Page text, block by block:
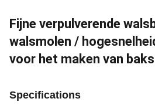
Fijne verpulverende
walsmolen /
voor het maken van
Specifications